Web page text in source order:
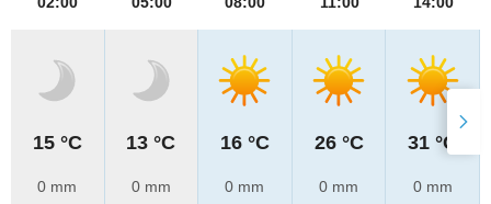
15 °C
0 mm
13 °C
0 mm
16 °C
0 mm
26 °C
0 mm
31 °C
0 mm